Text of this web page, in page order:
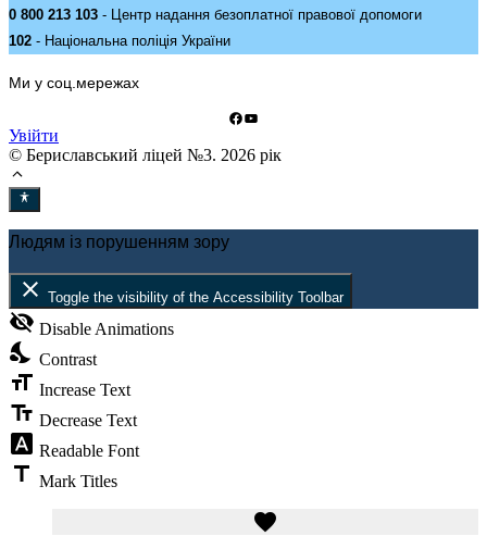
0 800 213 103 - Центр надання безоплатної правової допомоги
102 - Національна поліція України
Ми у соц.мережах
Facebook
YouTube
Увійти
© Бериславський ліцей №3. 2026 рік
Людям із порушенням зору
close Toggle the visibility of the Accessibility Toolbar
visibility_off Disable Animations
nights_stay Contrast
format_size Increase Text
text_fields Decrease Text
font_download Readable Font
title Mark Titles
favorite